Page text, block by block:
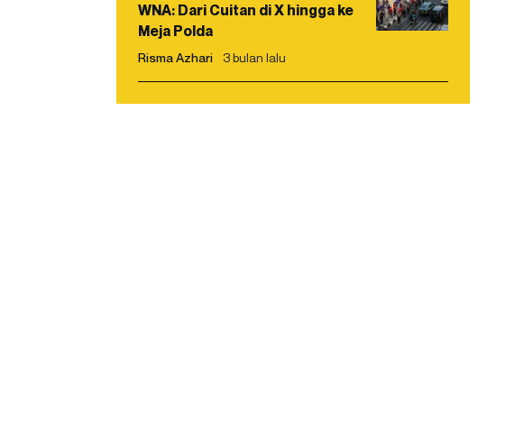
WNA: Dari Cuitan di X hingga ke
Meja Polda
Risma Azhari 3 bulan lalu